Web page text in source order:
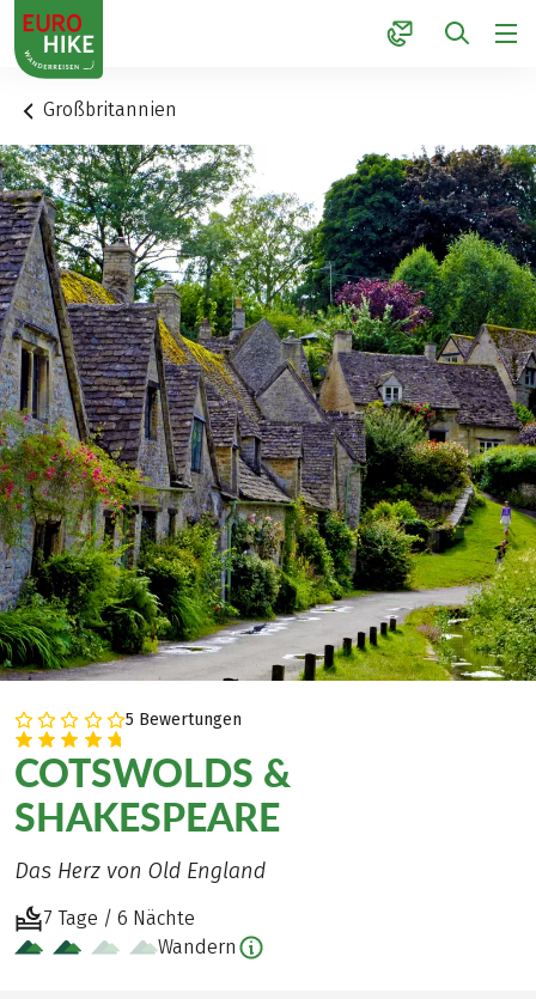
1
Großbritannien
5 Bewertungen
COTSWOLDS &
SHAKESPEARE
Das Herz von Old England
7 Tage / 6 Nächte
Wandern